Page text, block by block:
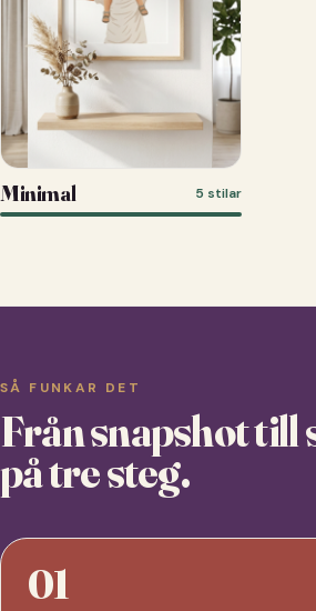
Minimal 5 stilar
SÅ FUNKAR DET
Från snapshot till
på tre steg.
01